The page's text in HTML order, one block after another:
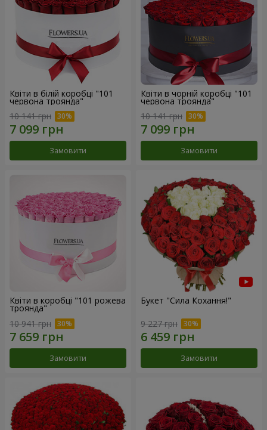
Квіти в білій коробці "101
червона троянда"
10 141 грн
Замовити
Квіти в чорній коробці "101
червона троянда"
10 141 грн
Замовити
Квіти в коробці "101 рожева
троянда"
10 941 грн
Замовити
Букет "Сила Кохання!"
9 227 грн
Замовити